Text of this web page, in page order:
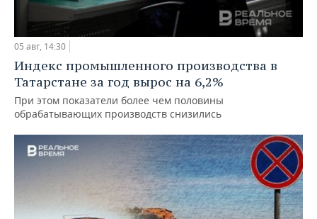
05 авг, 14:30
Индекс промышленного производства в
Татарстане за год вырос на 6,2%
При этом показатели более чем половины
обрабатывающих производств снизились